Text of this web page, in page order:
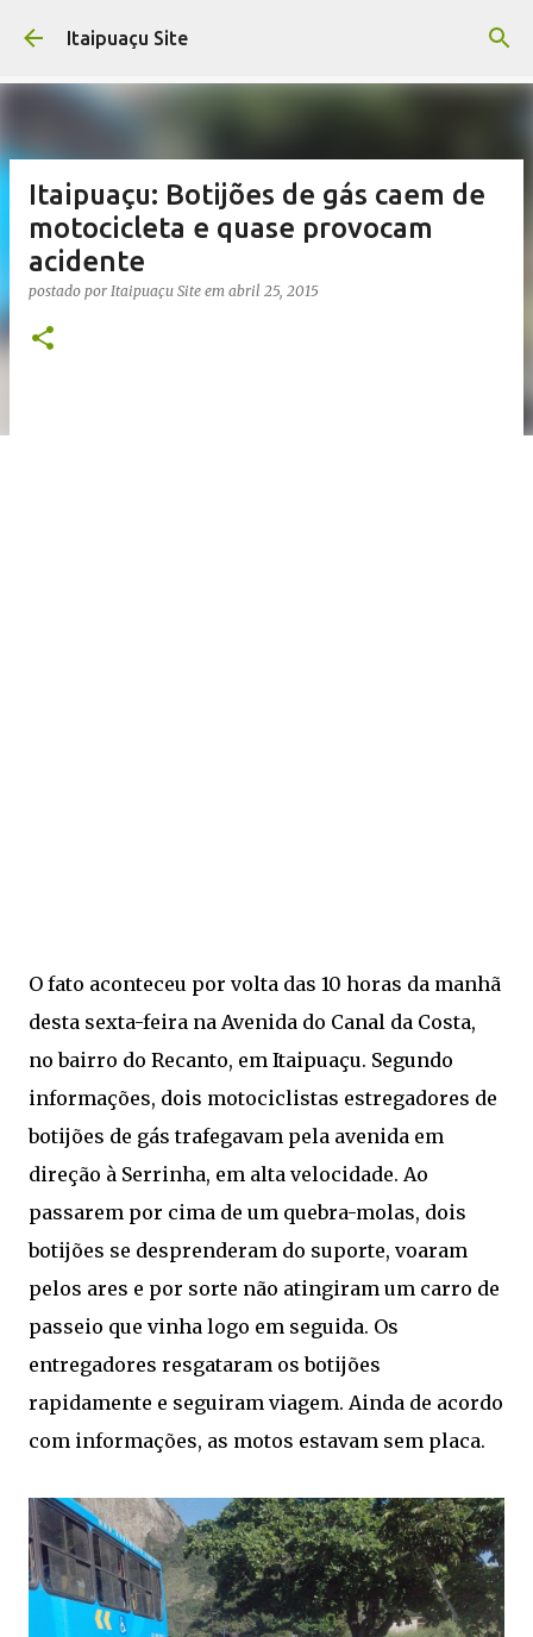
Pular para o conteúdo principal
Itaipuaçu Site
Itaipuaçu: Botijões de gás caem de
motocicleta e quase provocam
acidente
postado por Itaipuaçu Site em abril 25, 2015
O fato aconteceu por volta das 10 horas da manhã
desta sexta-feira na Avenida do Canal da Costa,
no bairro do Recanto, em Itaipuaçu. Segundo
informações, dois motociclistas estregadores de
botijões de gás trafegavam pela avenida em
direção à Serrinha, em alta velocidade. Ao
passarem por cima de um quebra-molas, dois
botijões se desprenderam do suporte, voaram
pelos ares e por sorte não atingiram um carro de
passeio que vinha logo em seguida. Os
entregadores resgataram os botijões
rapidamente e seguiram viagem. Ainda de acordo
com informações, as motos estavam sem placa.